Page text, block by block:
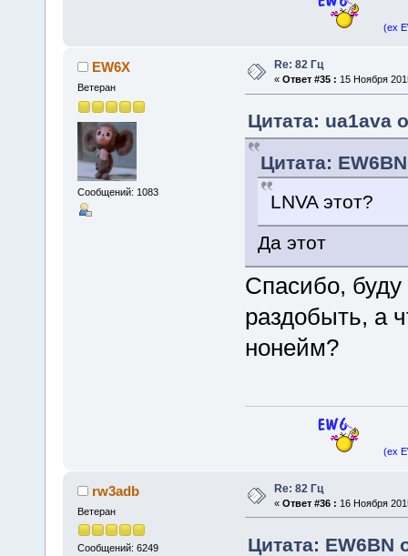
(ex
EW6X
Ветеран
Сообщений: 1083
Re: 82 Гц
« Ответ #35 : 15 Ноября
Цитата: ua1ava
Цитата:
LNVA этот?
Да этот
Спасибо,
раздобыть, а
нонейм?
(ex
rw3adb
Ветеран
Сообщений: 6249
Re: 82 Гц
« Ответ #36 : 16 Ноября
Цитата: EW6BN